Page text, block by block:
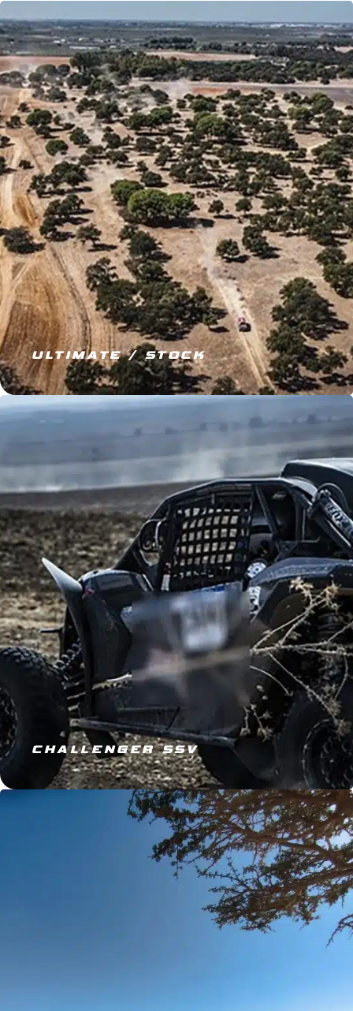
ULTIMATE / STOCK
JE M’ÉQUIPE
CHALLENGER SSV
JE M’ÉQUIPE